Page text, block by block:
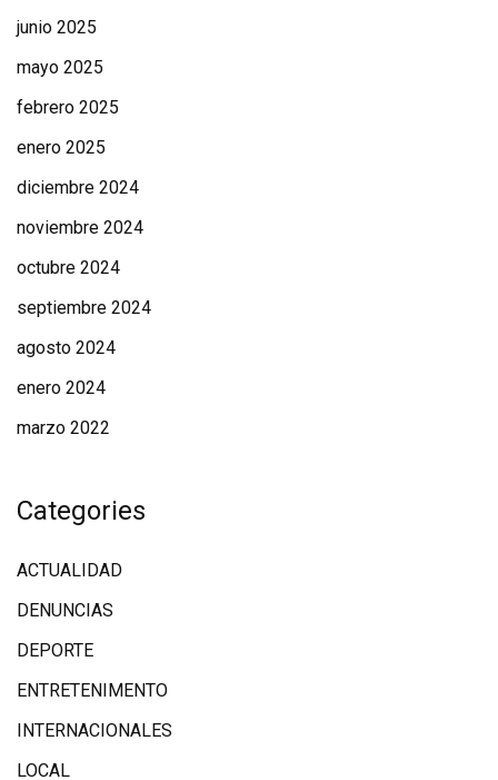
junio 2025
mayo 2025
febrero 2025
enero 2025
diciembre 2024
noviembre 2024
octubre 2024
septiembre 2024
agosto 2024
enero 2024
marzo 2022
Categories
ACTUALIDAD
DENUNCIAS
DEPORTE
ENTRETENIMENTO
INTERNACIONALES
LOCAL